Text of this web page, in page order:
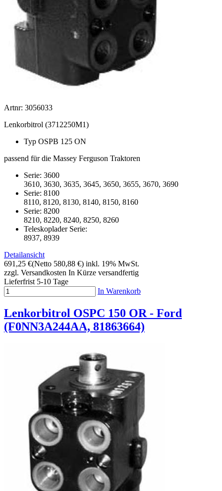
Artnr: 3056033
Lenkorbitrol (3712250M1)
Typ OSPB 125 ON
passend für die Massey Ferguson Traktoren
Serie: 3600
3610, 3630, 3635, 3645, 3650, 3655, 3670, 3690
Serie: 8100
8110, 8120, 8130, 8140, 8150, 8160
Serie: 8200
8210, 8220, 8240, 8250, 8260
Teleskoplader Serie:
8937, 8939
Detailansicht
691,25 €(Netto 580,88 €) inkl. 19% MwSt.
zzgl. Versandkosten In Kürze versandfertig
Lieferfrist 5-10 Tage
In Warenkorb
Lenkorbitrol OSPC 150 OR - Ford
(F0NN3A244AA, 81863664)